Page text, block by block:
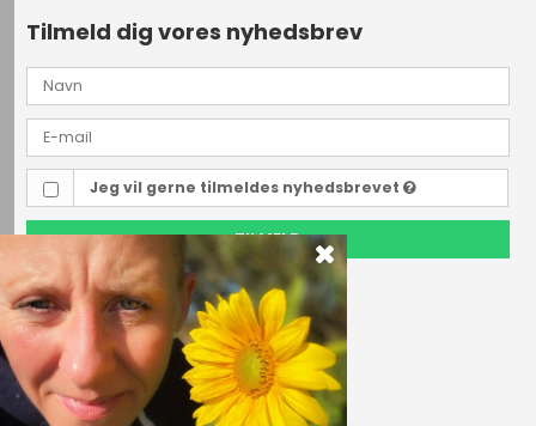
Tilmeld dig vores nyhedsbrev
Jeg vil gerne tilmeldes nyhedsbrevet
TILMELD
Outdoor i Centrum
Perlegade 44
6400 Sønderborg, Danmark
Telefonnr.